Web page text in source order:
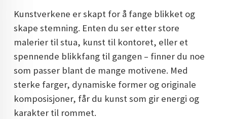
Kunstverkene er skapt for å fange blikket og
skape stemning. Enten du ser etter store
malerier til stua, kunst til kontoret, eller et
spennende blikkfang til gangen – finner du noe
som passer blant de mange motivene. Med
sterke farger, dynamiske former og originale
komposisjoner, får du kunst som gir energi og
karakter til rommet.